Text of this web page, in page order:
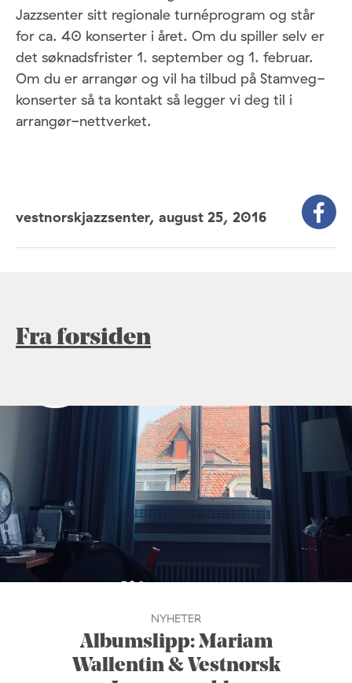
Jazzsenter sitt regionale turnéprogram og står
for ca. 40 konserter i året. Om du spiller selv er
det søknadsfrister 1. september og 1. februar.
Om du er arrangør og vil ha tilbud på Stamveg-
konserter så ta kontakt så legger vi deg til i
arrangør-nettverket.
vestnorskjazzsenter, august 25, 2016
Fra forsiden
NYHETER
Albumslipp: Mariam
Wallentin & Vestnorsk